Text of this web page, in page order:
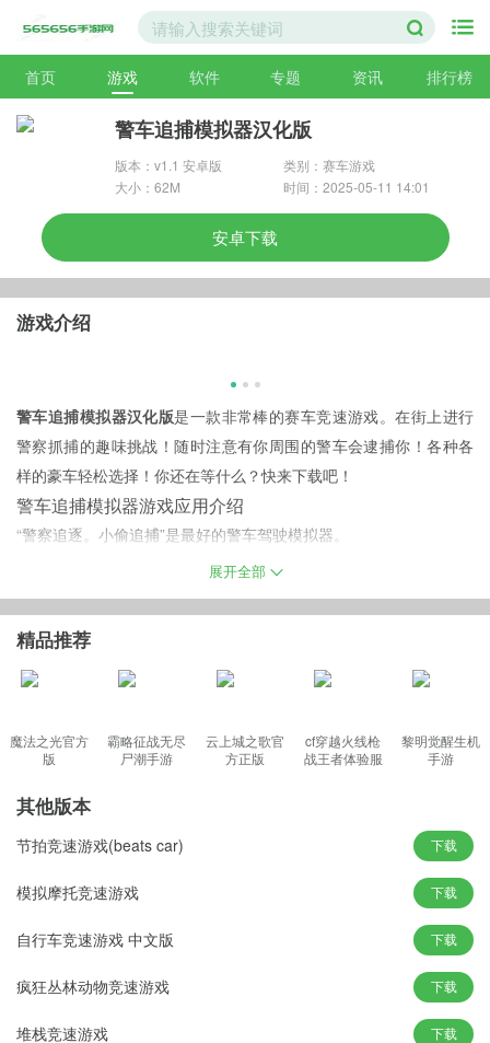
首页 游戏 软件 专题 资讯 排行榜
警车追捕模拟器汉化版
版本：v1.1 安卓版
类别：赛车游戏
大小：62M
时间：2025-05-11 14:01
安卓下载
游戏介绍
警车追捕模拟器汉化版是一款非常棒的赛车竞速游戏。在街上进行
警察抓捕的趣味挑战！随时注意有你周围的警车会逮捕你！各种各
样的豪车轻松选择！你还在等什么？快来下载吧！
警车追捕模拟器游戏应用介绍
“警察追逐。小偷追捕”是最好的警车驾驶模拟器。
通过玩这个滑稽的极端追逐感到汽车赛车的肾上腺素，同时警察追
D警察追逐游戏的热。从一个小小的扒手走向史诗般的盗贼国王，击
败警察值班司机。此外，你可以是未来最壮观的警察，并成为终极
的窃贼捕手。
游戏亮点
作为小偷：
在这里，它是一个汽车逃生游戏，你犯罪赛车犯了一个偷盗在城市
中造成混乱：你需要逃离警察在真正的逃脱比赛。警察会试图粉碎
你的车逮捕你。
警察在镇街道上检查。警察巡逻队有随机路线。如果警察不在地平
线上，你是一个汽车司机，可以疯狂的高速度的游戏积分。如果你
超过允许的速度，或者你会撞到任何警车;那么，你将是国家最受欢
展开全部
精品推荐
魔法之光官方
版
霸略征战无尽
尸潮手游
云上城之歌官
方正版
cf穿越火线枪
战王者体验服
黎明觉醒生机
手游
其他版本
节拍竞速游戏(beats car) 下载
模拟摩托竞速游戏 下载
自行车竞速游戏 中文版 下载
疯狂丛林动物竞速游戏 下载
堆栈竞速游戏 下载